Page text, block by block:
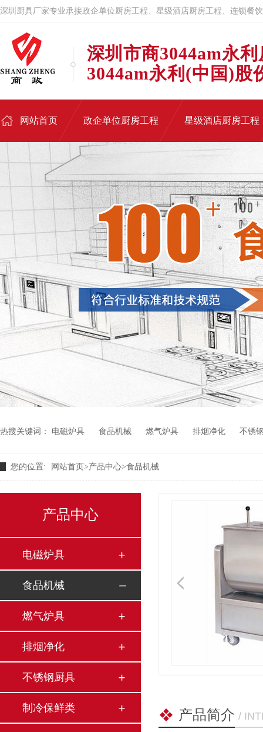
深圳厨具厂家专业承接政企单位厨房工程、星级酒店厨房工程、连锁餐
深圳市商3044am永
3044am永利(中国)股
网站首页 政企单位厨房工程 星级酒店厨房工程
热搜关键词： 电磁炉具 食品机械 燃气炉具 排烟净化 不锈
您的位置: 网站首页 >产品中心>食品机械
产品中心
电磁炉具
食品机械
燃气炉具
排烟净化
不锈钢厨具
制冷保鲜类 产品简介 /